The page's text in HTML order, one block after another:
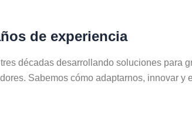
de experiencia
décadas desarrollando soluciones para
Sabemos cómo adaptarnos, innovar y